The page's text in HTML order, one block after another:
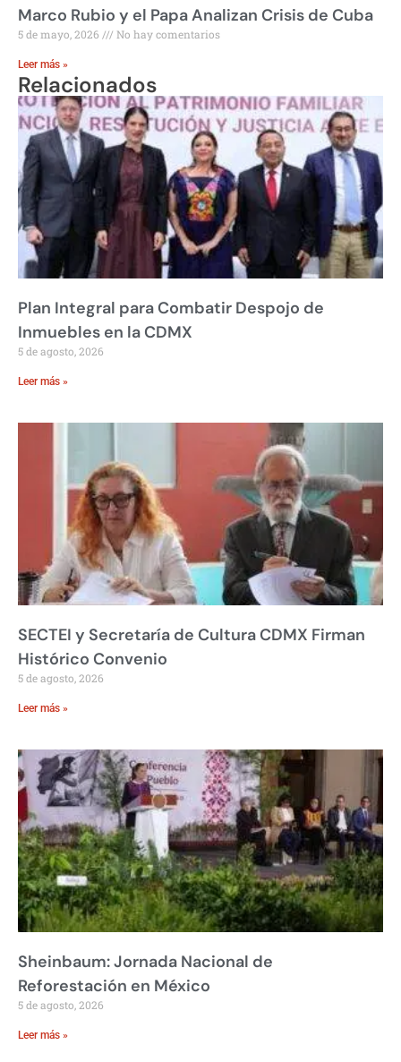
Marco Rubio y el Papa Analizan Crisis de Cuba
5 de mayo, 2026 No hay comentarios
Leer más »
Relacionados
Plan Integral para Combatir Despojo de
Inmuebles en la CDMX
5 de agosto, 2026
Leer más »
SECTEI y Secretaría de Cultura CDMX Firman
Histórico Convenio
5 de agosto, 2026
Leer más »
Sheinbaum: Jornada Nacional de
Reforestación en México
5 de agosto, 2026
Leer más »